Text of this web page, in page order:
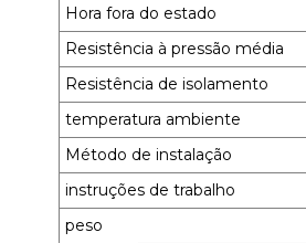
Hora fora do estado
Resistência à pressão média
Resistência de isolamento
temperatura ambiente
Método de instalação
instruções de trabalho
peso